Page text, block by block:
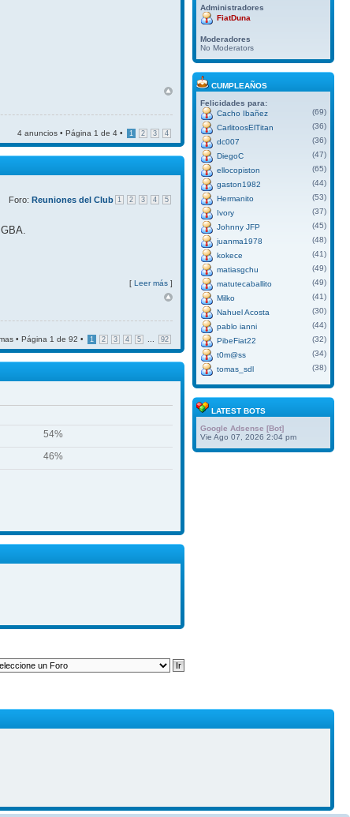
4 anuncios • Página 1 de 4 • 1 2 3 4
1 2 3 4 5
Foro: Reuniones del Club
[ Leer más ]
• Página 1 de 92 • 1 2 3 4 5 92
54%
46%
Administradores
FiatDuna
Moderadores
No Moderators
CUMPLEAÑOS
Felicidades para:
Cacho Ibañez
(69)
CarlitoosElTitan
(36)
dc007
(36)
DiegoC
(47)
ellocopiston
(65)
gaston1982
(44)
Hermanito
(53)
Ivory
(37)
Johnny JFP
(45)
juanma1978
(48)
kokece
(41)
matiasgchu
(49)
matutecaballito
(49)
Milko
(41)
Nahuel Acosta
(30)
pablo ianni
(44)
PibeFiat22
(32)
t0m@ss
(34)
tomas_sdl
(38)
LATEST BOTS
Google Adsense [Bot]
Vie Ago 07, 2026 2:04 pm